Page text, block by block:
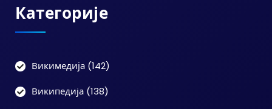
Категорије
Викимедија (142)
Википедија (138)